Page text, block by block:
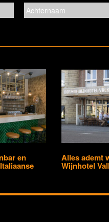
en Alles ademt
Wijnhotel